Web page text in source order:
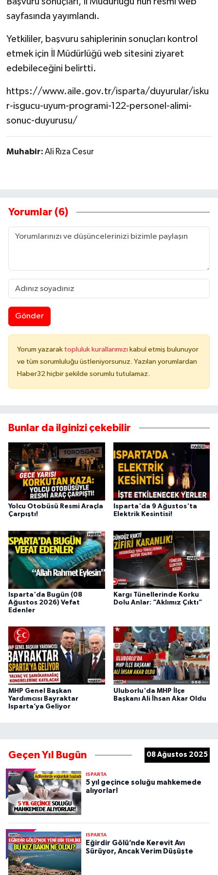
sayfasında yayımlandı.
Yetkililer, başvuru sahiplerinin sonuçları kontrol
etmek için İl Müdürlüğü web sitesini ziyaret
edebileceğini belirtti.
https://www.aile.gov.tr/isparta/duyurular/isku
r-isgucu-uyum-programi-122-personel-alimi-
sonuc-duyurusu/
Muhabir: Ali Rıza Cesur
Yorumlar (6)
Gönder
Yorum yazarak topluluk kurallarımızı kabul etmiş bulunuyor
ve tüm sorumluluğu üstleniyorsunuz. Yazılan yorumlardan
Haber32 hiçbir şekilde sorumlu tutulamaz.
Bunlar da ilginizi çekebilir
Yolcu Otobüsü Resmi Araçla
Çarpıştı!
Isparta'da 9 Ağustos'ta
Elektrik Kesintisi!
Isparta'da Bugün (08
Ağustos 2026) Vefat
Edenler
Kargı Tünellerinde Korku
Dolu Anlar: “Aklımız Çıktı”
MHP Genel Başkan
Yardımcısı Bayraktar
Isparta’ya Geliyor
Uluborlu'da MHP İlçe
Başkanı Ali İhsan Akar Oldu
Geçen Yıl Bugün 08 Ağustos 2025
ISPARTA
5 yıl geçince soluğu mahkemede
alıyorlar!
ISPARTA
Eğirdir Gölü’nde Kerevit Avı
Sürüyor, Ancak Verim Düşüşte
Tarihi Yapılarımız
Teknoloji
Türkiye
Yerel
İletişim
Künye